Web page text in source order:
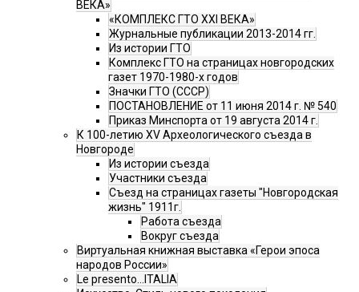
ВЕКА»
«КОМПЛЕКС ГТО XXI ВЕКА»
Журнальные публикации 2013-2014 гг.
Из истории ГТО
Комплекс ГТО на страницах новгородских
газет 1970-1980-х годов
Значки ГТО (СССР)
ПОСТАНОВЛЕНИЕ от 11 июня 2014 г. № 540
Приказ Минспорта от 19 августа 2014 г.
К 100-летию XV Археологического съезда в
Новгороде
Из истории съезда
Участники съезда
Cъезд на страницах газеты "Новгородская
жизнь" 1911г.
Работа съезда
Вокруг съезда
Виртуальная книжная выставка «Герои эпоса
народов России»
Le presento...ITALIA